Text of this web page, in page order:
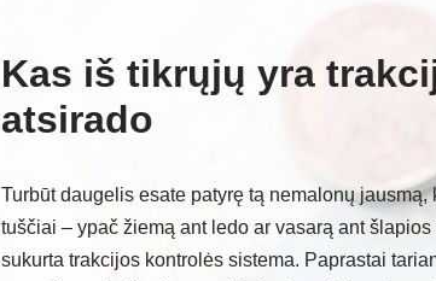
Kas iš tikrųjų yra
atsirado
Turbūt daugelis esate patyrę tą nemalonų
tuščiai – ypač žiemą ant ledo ar vasarą ant
sukurta trakcijos kontrolės sistema. Paprastai